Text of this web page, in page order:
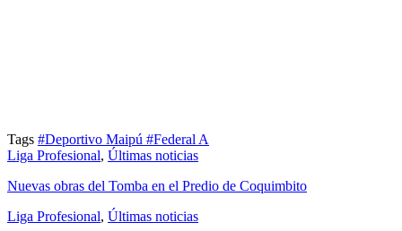
Tags #Deportivo Maipú #Federal A
Liga Profesional, Últimas noticias
Nuevas obras del Tomba en el Predio de Coquimbito
Liga Profesional, Últimas noticias